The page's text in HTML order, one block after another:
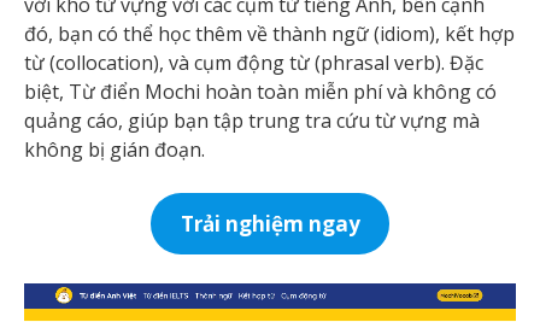
với kho từ vựng với các cụm từ tiếng Anh, bên cạnh
đó, bạn có thể học thêm về thành ngữ (idiom), kết hợp
từ (collocation), và cụm động từ (phrasal verb). Đặc
biệt, Từ điển Mochi hoàn toàn miễn phí và không có
quảng cáo, giúp bạn tập trung tra cứu từ vựng mà
không bị gián đoạn.
Trải nghiệm ngay